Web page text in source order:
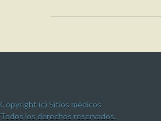
Copyright (c) Sitios médicos
Todos los derechos reservados.